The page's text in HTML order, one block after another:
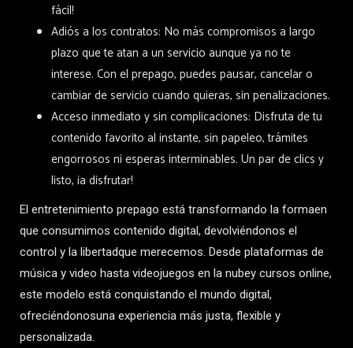
fácil!
Adiós a los contratos: No más compromisos a largo
plazo que te atan a un servicio aunque ya no te
interese. Con el prepago, puedes pausar, cancelar o
cambiar de servicio cuando quieras, sin penalizaciones.
Acceso inmediato y sin complicaciones: Disfruta de tu
contenido favorito al instante, sin papeleo, trámites
engorrosos ni esperas interminables. Un par de clics y
listo, ¡a disfrutar!
El entretenimiento prepago está transformando la formaen
que consumimos contenido digital, devolviéndonos el
control y la libertadque merecemos. Desde plataformas de
música y video hasta videojuegos en la nubey cursos online,
este modelo está conquistando el mundo digital,
ofreciéndonosuna experiencia más justa, flexible y
personalizada.